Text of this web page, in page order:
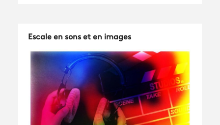
Escale en sons et en images